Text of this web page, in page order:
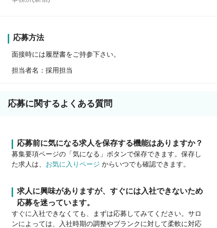
応募方法
面接時には履歴書をご持参下さい。
担当者名：採用担当
応募に関するよくある質問
応募前に気になる求人を保存する機能はありますか？
募集要項ページの「気になる」ボタンで保存できます。保存し
た求人は、 お気に入りページ からいつでも確認できます。
求人に興味がありますが、すぐには入社できないため
応募を迷っています。
すぐに入社できなくても、まずは応募してみてください。サロ
ンによっては、入社時期の調整やブランクに対して柔軟に対応